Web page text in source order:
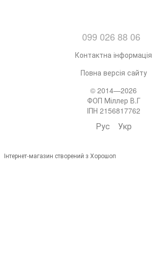
099 026 88 06
Контактна інформація
Повна версія сайту
© 2014—2026
ФОП Міллер В.Г
ІПН 2156817762
Рус Укр
Інтернет-магазин створений з Хорошоп